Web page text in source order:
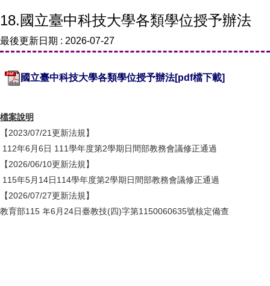
18.國立臺中科技大學各類學位授予辦法
最後更新日期 : 2026-07-27
國立臺中科技大學各類學位授予辦法[pdf檔下載]
檔案說明
【2023/07/21更新法規】
112年6月6日 111學年度第2學期日間部教務會議修正通過
【2026/06/10更新法規】
115年5月14日114學年度第2學期日間部教務會議修正通過
【2026/07/27更新法規】
教育部115 年6月24日臺教技(四)字第1150060635號核定備查